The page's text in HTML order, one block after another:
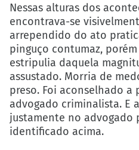
Nessas alturas dos
encontrava-se
arrependido do ato
pinguço contumaz,
estripulia daquela
assustado. Morria de
preso. Foi aconselhado a
advogado criminalista. E
justamente no advogado
identificado acima.